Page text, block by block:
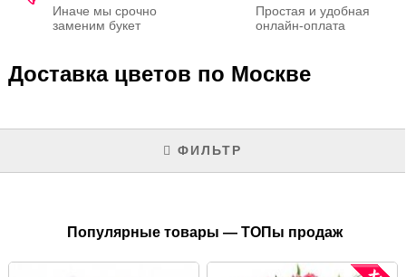
Иначе мы срочно
заменим букет
Простая и удобная
онлайн-оплата
Доставка цветов по Москве
ФИЛЬТР
Популярные товары — ТОПы продаж